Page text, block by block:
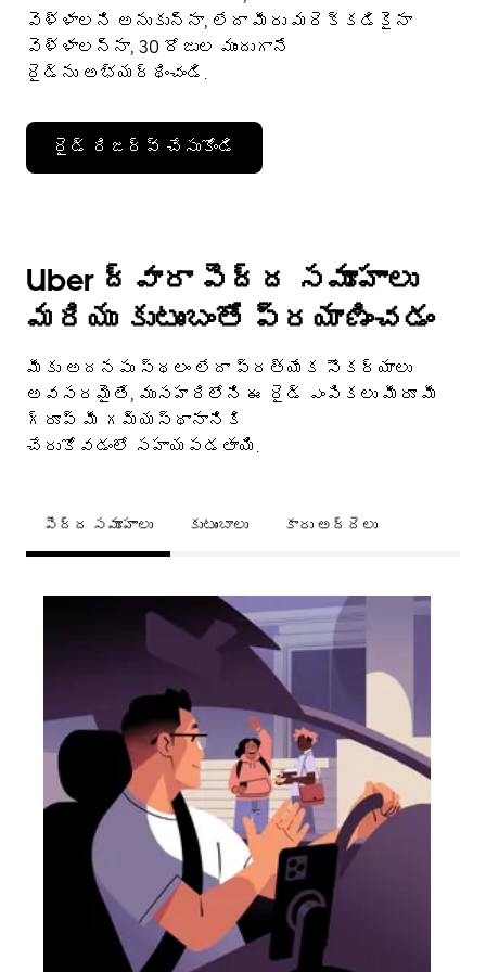
వెళ్ళాలని అనుకున్నా, లేదా మీరు మరెక్కడికైనా
వెళ్ళాలన్నా, 30 రోజుల ముందుగానే
రైడ్‌ను అభ్యర్థించండి.
రైడ్ రిజర్వ్ చేసుకోండి
Uber ద్వారా పెద్ద సమూహాలు
మరియు కుటుంబంతో ప్రయాణించడం
మీకు అదనపు స్థలం లేదా ప్రత్యేక సౌకర్యాలు
అవసరమైతే, ముసహరిలోని ఈ రైడ్ ఎంపికలు మీరూ మీ
గ్రూప్ మీ గమ్యస్థానానికి
చేరుకోవడంలో సహాయపడతాయి.
పెద్ద సమూహాలు కుటుంబాలు కారు అద్దెలు